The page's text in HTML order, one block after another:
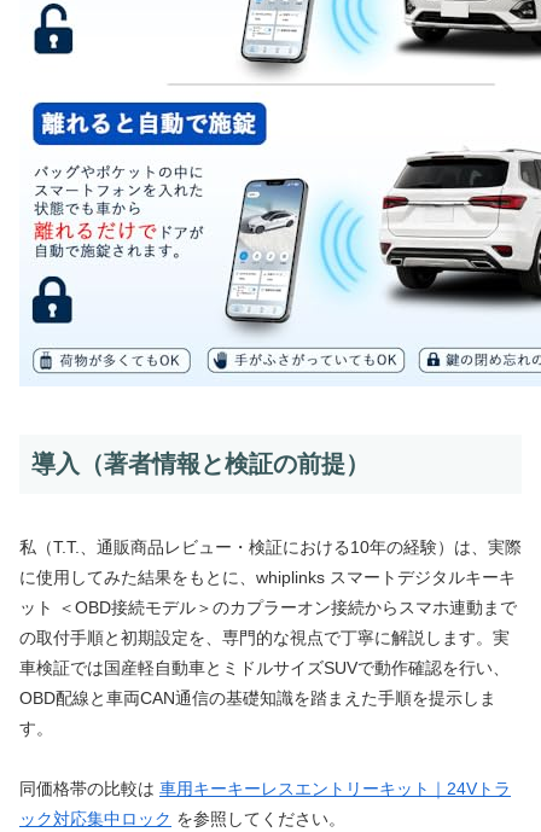
導入（著者情報と検証の前提）
私（T.T.、通販商品レビュー・検証における10年の経験）は、実際
に使用してみた結果をもとに、whiplinks スマートデジタルキーキ
ット ＜OBD接続モデル＞のカプラーオン接続からスマホ連動まで
の取付手順と初期設定を、専門的な視点で丁寧に解説します。実
車検証では国産軽自動車とミドルサイズSUVで動作確認を行い、
OBD配線と車両CAN通信の基礎知識を踏まえた手順を提示しま
す。
同価格帯の比較は 車用キーキーレスエントリーキット｜24Vトラ
ック対応集中ロック を参照してください。